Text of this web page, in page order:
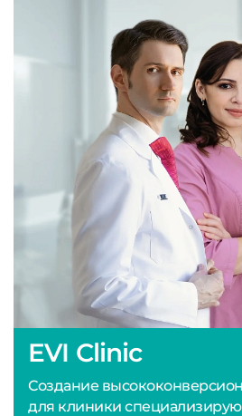
EVI Clinic
Создание
для клиники